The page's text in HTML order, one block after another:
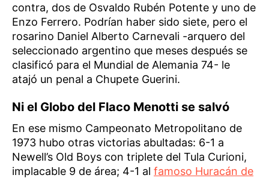
contra, dos de Osvaldo Rubén Potente y uno de
Enzo Ferrero. Podrían haber sido siete, pero el
rosarino Daniel Alberto Carnevali -arquero del
seleccionado argentino que meses después se
clasificó para el Mundial de Alemania 74- le
atajó un penal a Chupete Guerini.
Ni el Globo del Flaco Menotti se salvó
En ese mismo Campeonato Metropolitano de
1973 hubo otras victorias abultadas: 6-1 a
Newell’s Old Boys con triplete del Tula Curioni,
implacable 9 de área; 4-1 al famoso Huracán de